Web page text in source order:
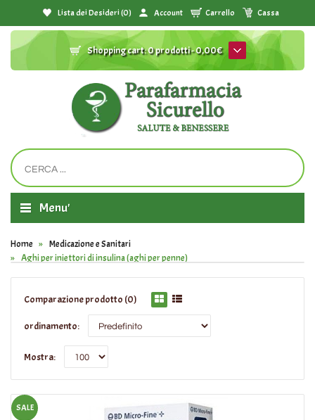
Lista dei Desideri (0) Account Carrello Cassa
Shopping cart:0 prodotti - 0,00€
Menu'
Home
Medicazione e Sanitari
Aghi per iniettori di insulina (aghi per penne)
Comparazione prodotto (0)
ordinamento:
Mostra:
SALE